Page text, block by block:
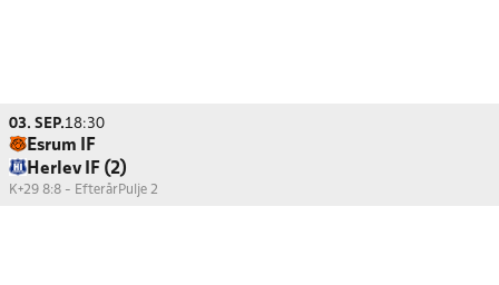
03. SEP.18:30
Esrum IF
Herlev IF (2)
K+29 8:8 - EfterårPulje 2